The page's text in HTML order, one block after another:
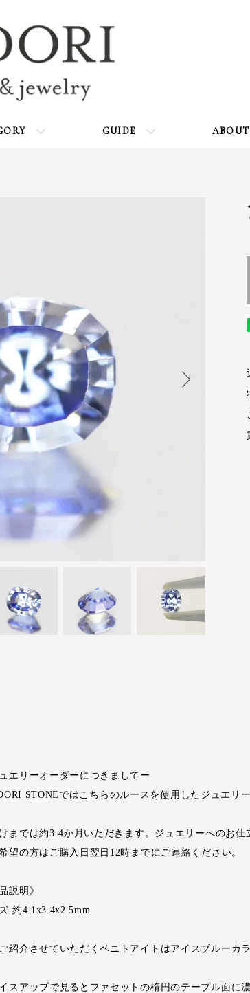
GUIDE ABOUT
エリーオーダーにつきましてー
STONEではこちらのルースを使用したジュエリ
までは約3-4か月いただきます。ジュエリーへのお
望の方はご購入日翌日12時までにご連絡ください。
説明》
約4.1x3.4x2.5mm
紹介させていただくベニトアイトはアイスブルーカ
スアップで見るとファセットの楕円のテーブル面に